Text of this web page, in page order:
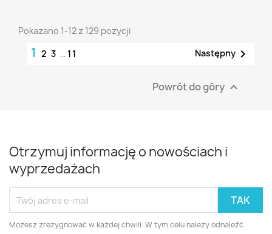
Pokazano 1-12 z 129 pozycji
1 2 3 … 11 Następny 
Powrót do góry 
Otrzymuj informację o nowościach i
wyprzedażach
Możesz zrezygnować w każdej chwili. W tym celu należy odnaleźć